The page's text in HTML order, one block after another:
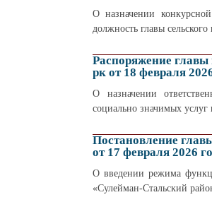
О назначении
должность главы
Распоряжение
рк от 18 февраля
О назначении
социально значимых
Постановление
от 17 февраля 2026
О введении режима
«Сулейман-Стальский